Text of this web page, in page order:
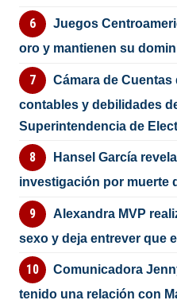
Juegos
oro y mantienen su
Cámara de
contables y debilidades
Superintendencia de
Hansel García
investigación por muerte
Alexandra MVP
sexo y deja entrever que
Comunicadora
tenido una relación con